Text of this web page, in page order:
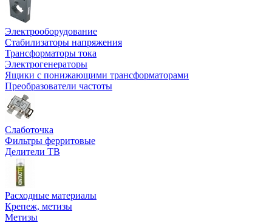
Электрооборудование
Стабилизаторы напряжения
Трансформаторы тока
Электрогенераторы
Ящики с понижающими трансформаторами
Преобразователи частоты
Слаботочка
Фильтры ферритовые
Делители ТВ
Расходные материалы
Крепеж, метизы
Метизы